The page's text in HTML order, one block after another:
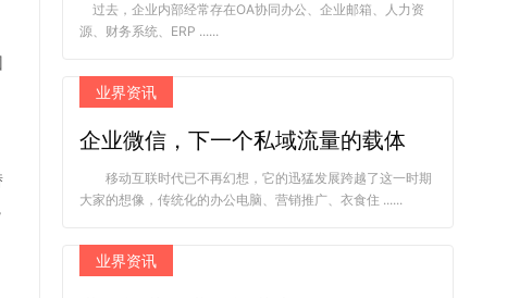
过去，企业内部经常存在OA协同办公、企业邮箱、人力资
源、财务系统、ERP ......
业界资讯
企业微信，下一个私域流量的载体
移动互联时代已不再幻想，它的迅猛发展跨越了这一时期
大家的想像，传统化的办公电脑、营销推广、衣食住 ......
业界资讯